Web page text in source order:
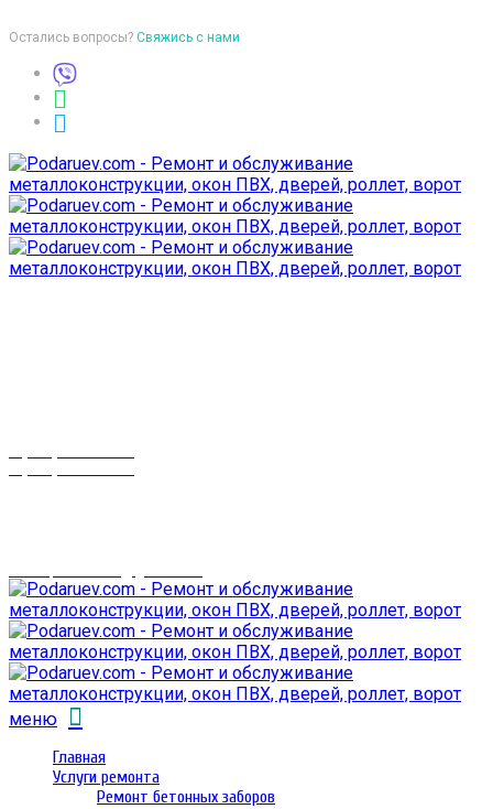
Остались вопросы? Свяжись с нами
меню
Главная
Услуги ремонта
Ремонт бетонных заборов